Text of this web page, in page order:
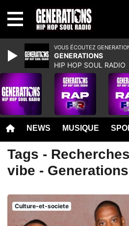
NEWS MUSIQUE
Tags -
vibe - Generations
Culture-et-societe
VOUS ÉCOUTEZ
GENERATIONS
HIP HOP SOUL RADIO